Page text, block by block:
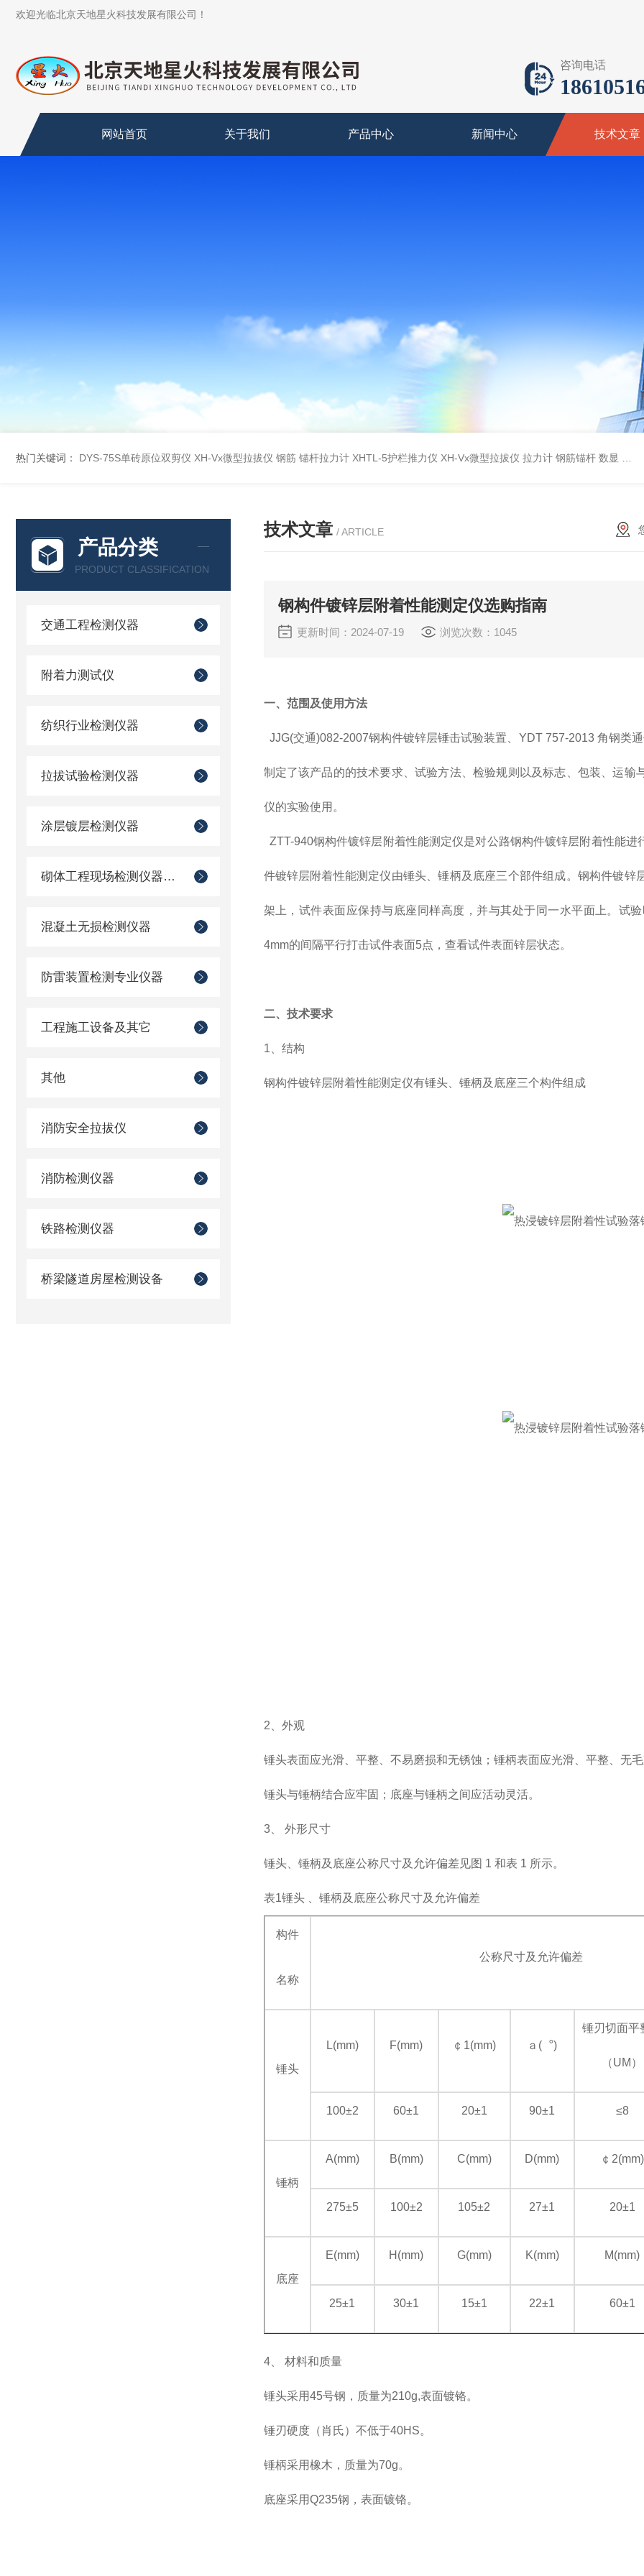
欢迎光临北京天地星火科技发展有限公司！
咨询电话
网站首页 关于我们 产品中心 新闻中心 技术文章
热门关键词： DYS-75S单砖原位双剪仪 XH-Vx微型拉拔仪 钢筋 锚杆拉力计 XHTL-5护栏推力仪 XH-Vx微型拉拔仪 拉力计 钢筋锚杆 数显
产品分类
PRODUCT CLASSIFICATION
交通工程检测仪器
附着力测试仪
纺织行业检测仪器
拉拔试验检测仪器
涂层镀层检测仪器
砌体工程现场检测仪器仪表
混凝土无损检测仪器
防雷装置检测专业仪器
工程施工设备及其它
其他
消防安全拉拔仪
消防检测仪器
铁路检测仪器
桥梁隧道房屋检测设备
技术文章 / ARTICLE
钢构件镀锌层附着性能测定仪选购指南
更新时间：2024-07-19 浏览次数：1045
一、范围及使用方法
JJG(交通)082-2007钢构件镀锌层锤击试验装置、YDT 757-2013 角钢类
制定了该产品的的技术要求、试验方法、检验规则以及标志、包装、运
仪的实验使用。
ZTT-940钢构件镀锌层附着性能测定仪是对公路钢构件镀锌层附着性能
件镀锌层附着性能测定仪由锤头、锤柄及底座三个部件组成。钢构件镀
架上，试件表面应保持与底座同样高度，并与其处于同一水平面上。试
4mm的间隔平行打击试件表面5点，查看试件表面锌层状态。
二、技术要求
1、结构
钢构件镀锌层附着性能测定仪有锤头、锤柄及底座三个构件组成
2、外观
锤头表面应光滑、平整、不易磨损和无锈蚀；锤柄表面应光滑、平整、无
锤头与锤柄结合应牢固；底座与锤柄之间应活动灵活。
3、 外形尺寸
锤头、锤柄及底座公称尺寸及允许偏差见图 1 和表 1 所示。
表1锤头 、锤柄及底座公称尺寸及允许偏差
构件
名称
公称尺寸及允许偏差
锤头
L(mm) F(mm) ￠1(mm) ａ(︒)
锤刃切面平
（UM）
100±2 60±1 20±1 90±1 ≤8
锤柄
A(mm) B(mm) C(mm) D(mm) ￠2(mm)
275±5 100±2 105±2 27±1 20±1
底座
E(mm) H(mm) G(mm) K(mm) M(mm)
25±1 30±1 15±1 22±1 60±1
4、 材料和质量
锤头采用45号钢，质量为210g,表面镀铬。
锤刃硬度（肖氏）不低于40HS。
锤柄采用橡木，质量为70g。
底座采用Q235钢，表面镀铬。